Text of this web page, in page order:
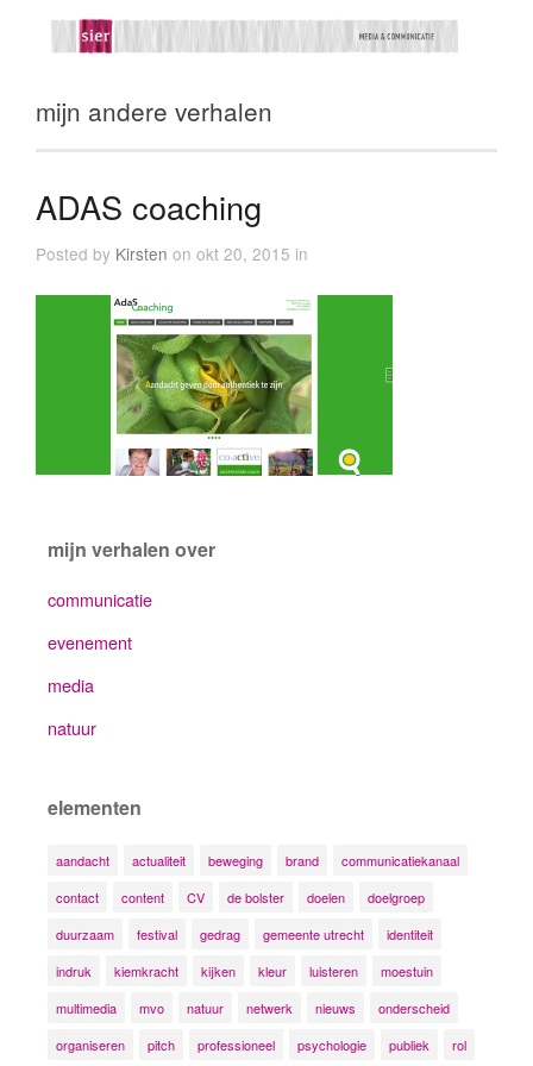
mijn andere verhalen
ADAS coaching
Posted by Kirsten on okt 20, 2015 in
mijn verhalen over
communicatie
evenement
media
natuur
elementen
aandacht actualiteit beweging brand
communicatiekanaal
contact
content CV de bolster doelen
doelgroep
duurzaam
festival gedrag gemeente utrecht
identiteit
indruk
kiemkracht kijken kleur luisteren
moestuin
multimedia
mvo natuur netwerk nieuws
onderscheid
organiseren
pitch professioneel psychologie publiek rol